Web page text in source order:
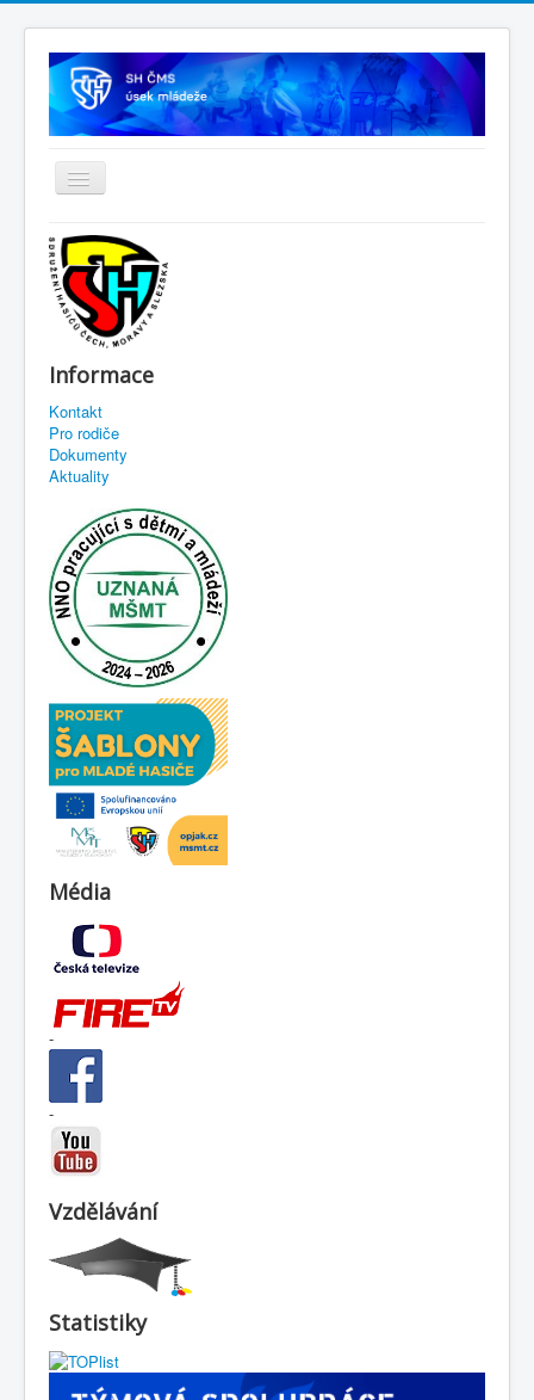
Informace
Kontakt
Pro rodiče
Dokumenty
Aktuality
Média
-
-
Vzdělávání
Statistiky